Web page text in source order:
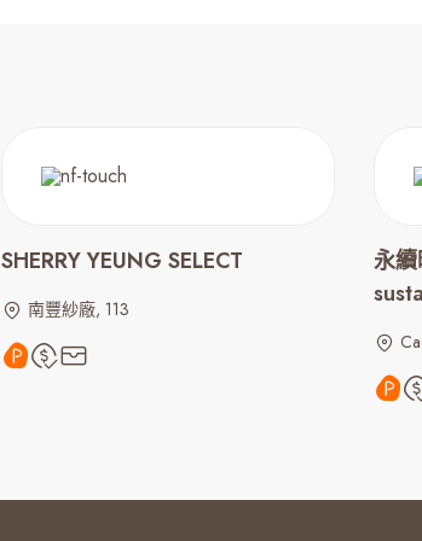
SHERRY YEUNG SELECT
南豐紗廠, 113
永